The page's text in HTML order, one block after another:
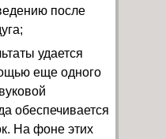
после
удается
еще одного
обеспечивается
На фоне этих